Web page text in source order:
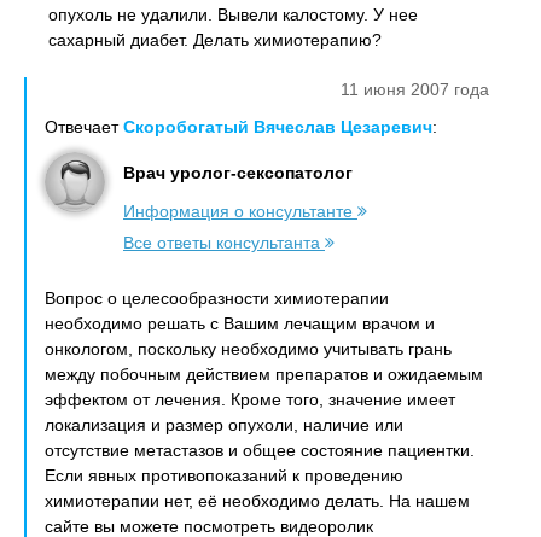
опухоль не удалили. Вывели калостому. У нее
сахарный диабет. Делать химиотерапию?
11 июня 2007 года
ОтвечаетСкоробогатый Вячеслав Цезаревич:
Врач уролог-сексопатолог
Информация о консультанте
Все ответы консультанта
Вопрос о целесообразности химиотерапии
необходимо решать с Вашим лечащим врачом и
онкологом, поскольку необходимо учитывать грань
между побочным действием препаратов и ожидаемым
эффектом от лечения. Кроме того, значение имеет
локализация и размер опухоли, наличие или
отсутствие метастазов и общее состояние пациентки.
Если явных противопоказаний к проведению
химиотерапии нет, её необходимо делать. На нашем
сайте вы можете посмотреть видеоролик